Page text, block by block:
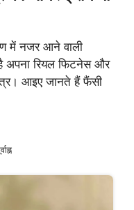
में नजर आने वाली
अपना रियल फिटनेस और
आइए जानते हैं फैंसी